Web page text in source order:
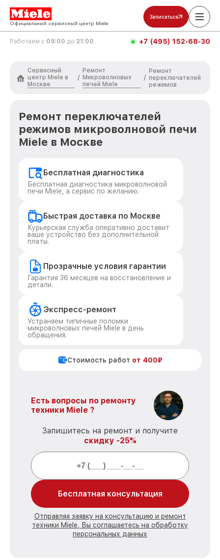
Официальный сервисный центр Miele
Записаться
Работаем с 09:00 до 21:00 +7 (495) 152-68-30
Сервисный
центр Miele в
Москве
/
Ремонт
Микроволновых
печей Miele
/
Ремонт
переключателей
режимов
Ремонт переключателей
режимов микроволновой печи
Miele в Москве
Бесплатная диагностика
Бесплатная диагностика микроволновой
печи Miele, а сервис по желанию.
Быстрая доставка по Москве
Курьерская служба оперативно доставит
ваше устройство без дополнительной
платы.
Прозрачные условия гарантии
Гарантия 36 месяцев на восстановление и
детали.
Экспресс-ремонт
Устраняем типичные поломки
микроволновых печей Miele в день
обращения.
Стоимость работ от 400₽
Есть вопросы по ремонту
техники Miele ?
Запишитесь на ремонт и получите
скидку -25%
Бесплатная консультация
Отправляя заявку на консультацию и ремонт
техники Miele, Вы соглашаетесь на обработку
персональных данных